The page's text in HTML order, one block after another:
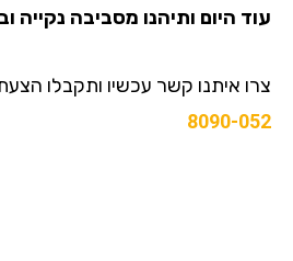
עוד היום ותיהנו מסביבה נקייה
צרו איתנו קשר עכשיו ותקבלו
8090-052